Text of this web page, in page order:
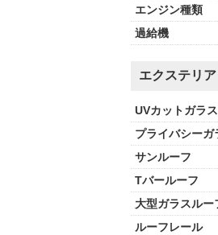
エンジン種類
過給機
エクステリア
UVカットガラス
プライバシーガ
サンルーフ
Tバールーフ
大型ガラスルー
ルーフレール